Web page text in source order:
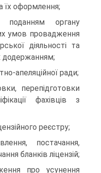
їх оформлення;
органу
умов провадження
дія­льності та
додержанням;
апеляційної ради;
перепідготовки
фахівців з
реєстру;
постачання,
бланків ліцензій;
про усунення